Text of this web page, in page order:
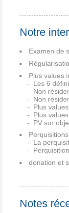
Notre
Examen de
Plus values
Les 6
Non
Non
Plus
Plus
PV sur
La
donation et
Notes